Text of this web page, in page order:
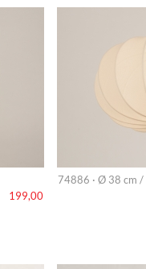
199,00
74886 · Ø 38 cm /